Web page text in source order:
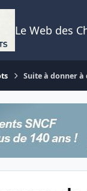
Le Web des
Suite à donner à